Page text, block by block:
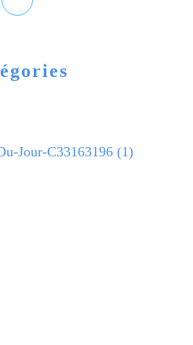
Jour-C33163196 (1)